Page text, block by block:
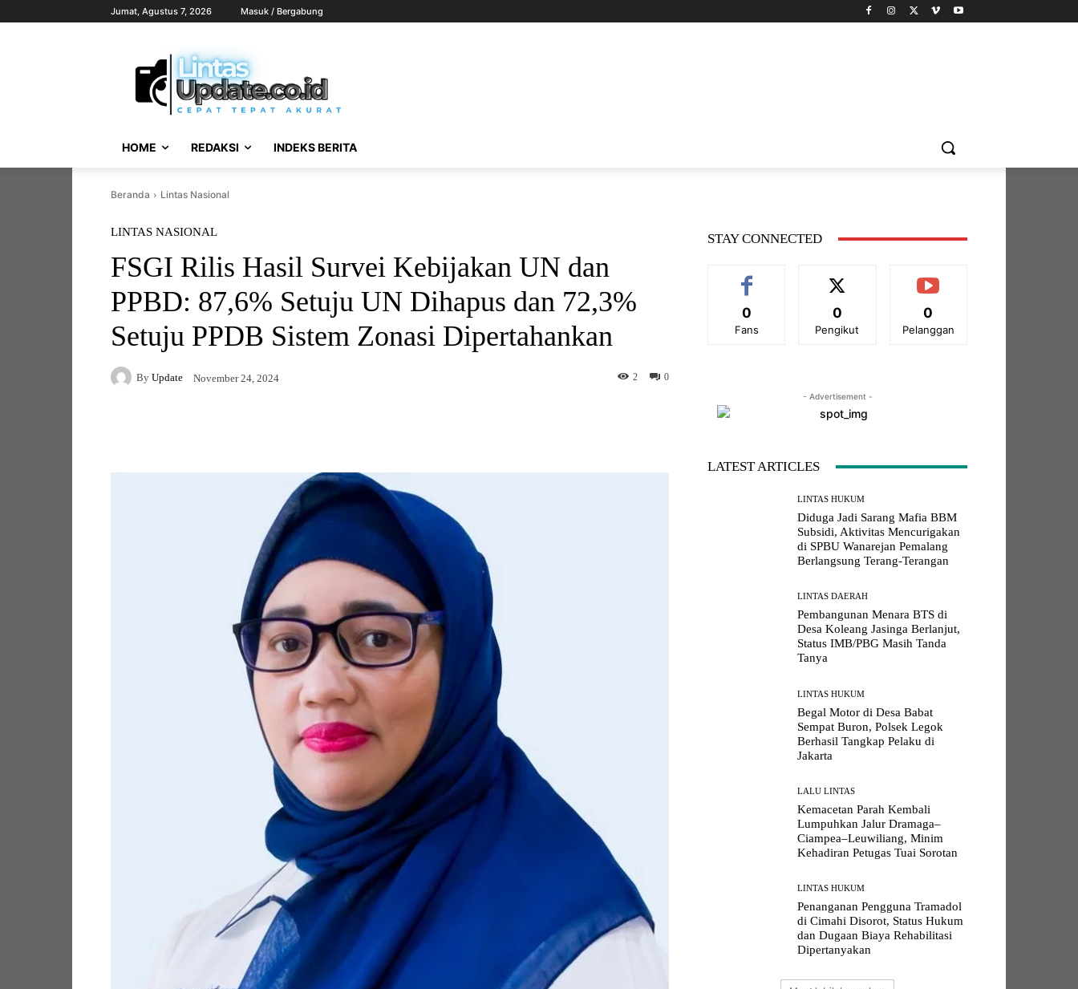
Jumat, Agustus 7, 2026 Masuk / Bergabung
HOME REDAKSI INDEKS BERITA
Beranda Lintas Nasional
LINTAS NASIONAL
FSGI Rilis Hasil Survei Kebijakan UN dan
PPBD: 87,6% Setuju UN Dihapus dan 72,3%
Setuju PPDB Sistem Zonasi Dipertahankan
By Update November 24, 2024 0
2
STAY CONNECTED
0
Fans
0
Pengikut
0
Pelanggan
- Advertisement -
LATEST ARTICLES
LINTAS HUKUM
Diduga Jadi Sarang Mafia BBM
Subsidi, Aktivitas Mencurigakan
di SPBU Wanarejan Pemalang
Berlangsung Terang-Terangan
LINTAS DAERAH
Pembangunan Menara BTS di
Desa Koleang Jasinga Berlanjut,
Status IMB/PBG Masih Tanda
Tanya
LINTAS HUKUM
Begal Motor di Desa Babat
Sempat Buron, Polsek Legok
Berhasil Tangkap Pelaku di
Jakarta
LALU LINTAS
Kemacetan Parah Kembali
Lumpuhkan Jalur Dramaga–
Ciampea–Leuwiliang, Minim
Kehadiran Petugas Tuai Sorotan
LINTAS HUKUM
Penanganan Pengguna Tramadol
di Cimahi Disorot, Status Hukum
dan Dugaan Biaya Rehabilitasi
Dipertanyakan